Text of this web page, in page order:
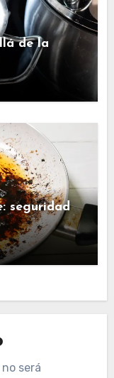
de la
seguridad
será